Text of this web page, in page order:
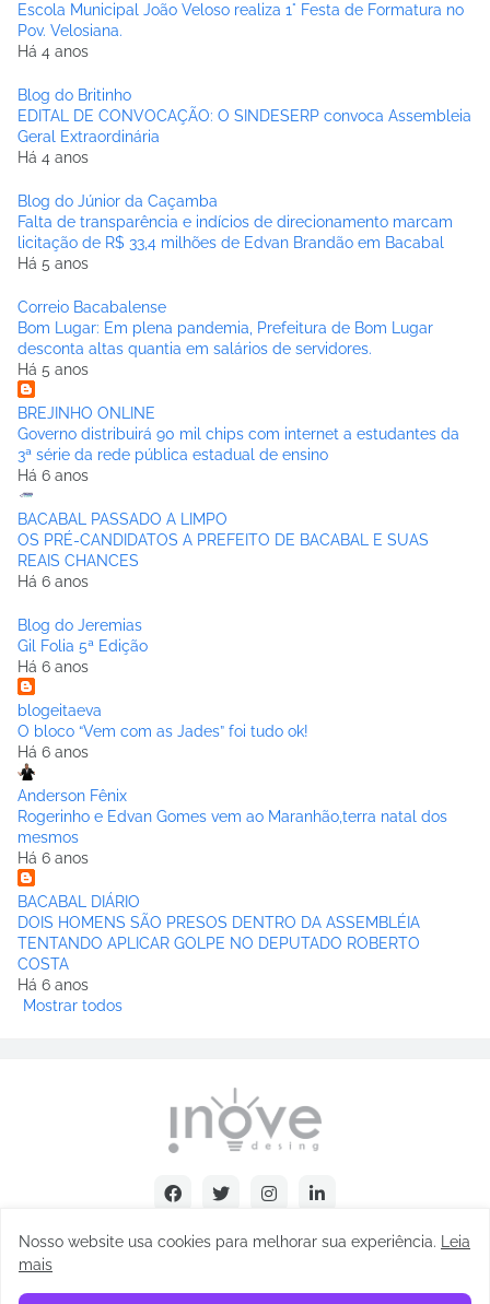
Escola Municipal João Veloso realiza 1° Festa de Formatura no
Pov. Velosiana.
Há 4 anos
Blog do Britinho
EDITAL DE CONVOCAÇÃO: O SINDESERP convoca Assembleia
Geral Extraordinária
Há 4 anos
Blog do Júnior da Caçamba
Falta de transparência e indícios de direcionamento marcam
licitação de R$ 33,4 milhões de Edvan Brandão em Bacabal
Há 5 anos
Correio Bacabalense
Bom Lugar: Em plena pandemia, Prefeitura de Bom Lugar
desconta altas quantia em salários de servidores.
Há 5 anos
BREJINHO ONLINE
Governo distribuirá 90 mil chips com internet a estudantes da
3ª série da rede pública estadual de ensino
Há 6 anos
BACABAL PASSADO A LIMPO
OS PRÉ-CANDIDATOS A PREFEITO DE BACABAL E SUAS
REAIS CHANCES
Há 6 anos
Blog do Jeremias
Gil Folia 5ª Edição
Há 6 anos
blogeitaeva
O bloco “Vem com as Jades” foi tudo ok!
Há 6 anos
Anderson Fênix
Rogerinho e Edvan Gomes vem ao Maranhão,terra natal dos
mesmos
Há 6 anos
BACABAL DIÁRIO
DOIS HOMENS SÃO PRESOS DENTRO DA ASSEMBLÉIA
TENTANDO APLICAR GOLPE NO DEPUTADO ROBERTO
COSTA
Há 6 anos
Mostrar todos
Nosso website usa cookies para melhorar sua experiência.
Leia
mais